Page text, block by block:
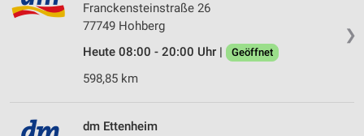
❯
Franckensteinstraße 26
77749 Hohberg
Heute 08:00 - 20:00 Uhr |
Geöffnet
598,85 km
dm Ettenheim